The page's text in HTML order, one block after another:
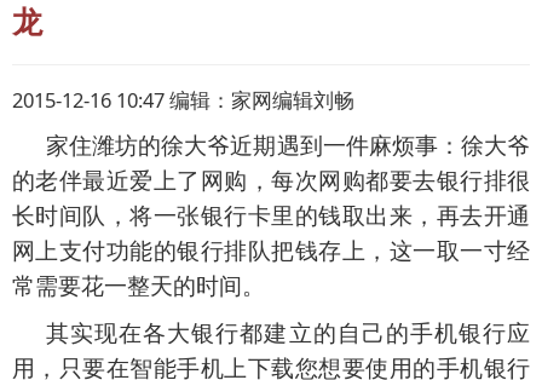
龙
2015-12-16 10:47 编辑：家网编辑刘畅
家住潍坊的徐大爷近期遇到一件麻烦事：徐大爷
的老伴最近爱上了网购，每次网购都要去银行排很
长时间队，将一张银行卡里的钱取出来，再去开通
网上支付功能的银行排队把钱存上，这一取一寸经
常需要花一整天的时间。
其实现在各大银行都建立的自己的手机银行应
用，只要在智能手机上下载您想要使用的手机银行